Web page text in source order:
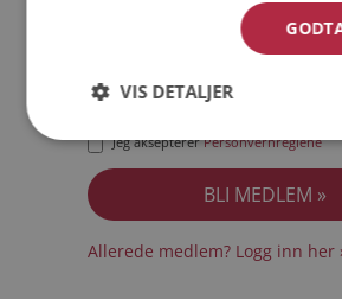
Jeg akseptererPersonvernreglene
Allerede medlem? Logg inn her
VIS DETALJER